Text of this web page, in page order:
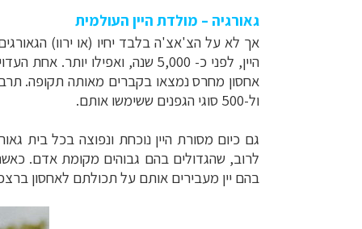
גאורגיה – מולדת היין העולמית
אך לא על הצ'אצ'ה בלבד יחיו (או ירוו)
היין, לפני כ- 5,000 שנה, ואפילו יותר.
אחת
אחסון מחרס נמצאו בקברים מאותה תקופה.
ול-500 סוגי הגפנים ששימשו אותם.
גם כיום מסורת היין נוכחת ונפוצה בכל בית
לרוב, שהגדולים בהם גבוהים מקומת אדם.
בהם יין מעבירים אותם על תכולתם לאחסון